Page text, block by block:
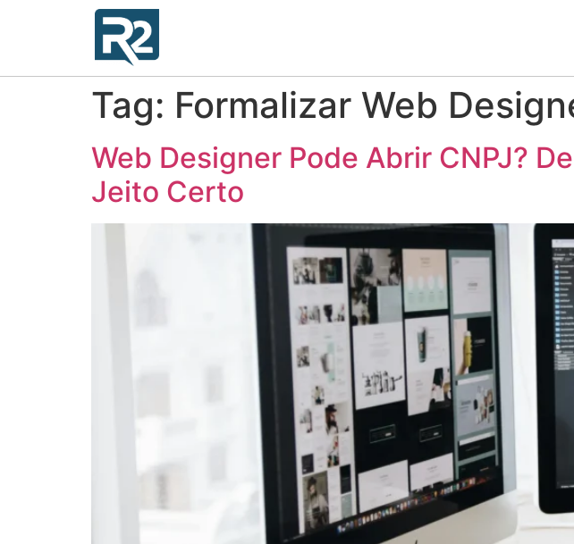
Tag: Formalizar Web
Web Designer Pode Abrir CNPJ?
Jeito Certo